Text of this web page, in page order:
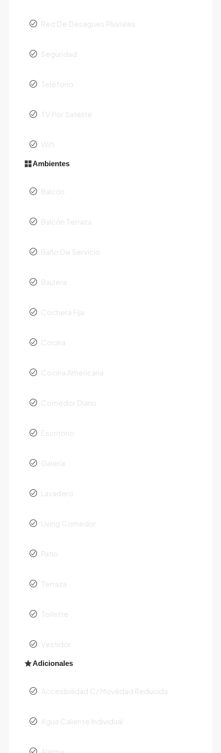
Red De Desagües Pluviales
Seguridad
Teléfono
TV Por Satélite
Wifi
Ambientes
Balcón
Balcón Terraza
Baño De Servicio
Baulera
Cochera Fija
Cocina
Cocina Americana
Comedor Diario
Escritorio
Galería
Lavadero
Living Comedor
Patio
Terraza
Toilette
Vestidor
Adicionales
Accesibilidad C/ Movilidad Reducida
Agua Caliente Individual